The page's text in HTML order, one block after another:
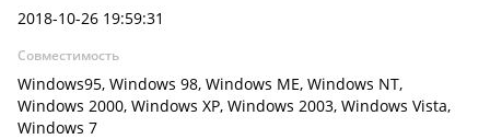
2018-10-26 19:59:31
Совместимость
Windows95, Windows 98, Windows ME, Windows NT,
Windows 2000, Windows XP, Windows 2003, Windows Vista,
Windows 7